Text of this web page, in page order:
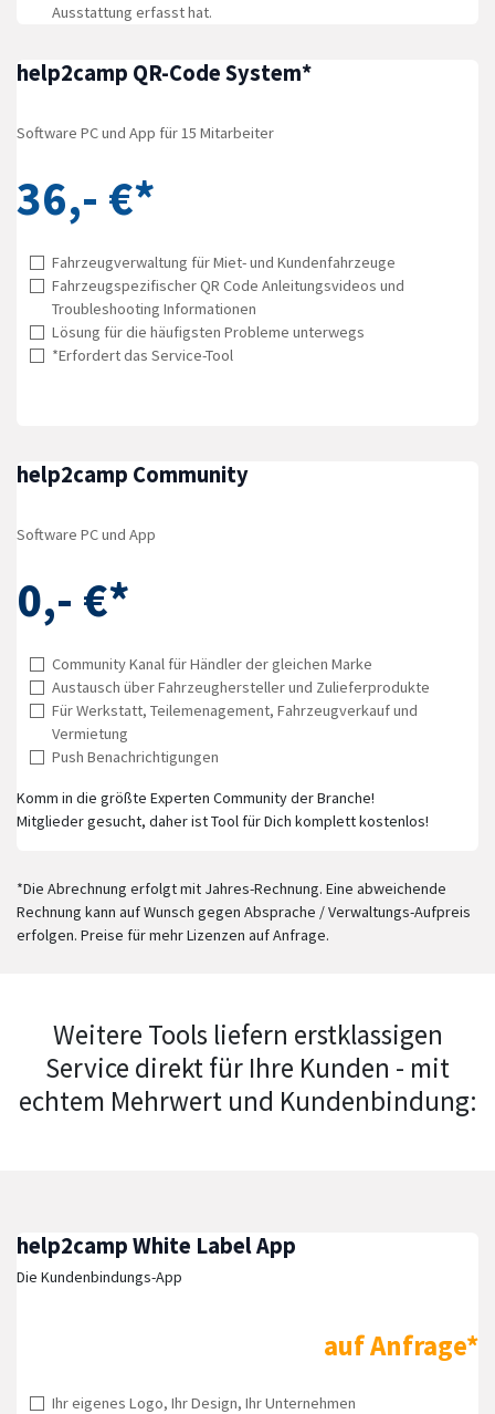
Ausstattung erfasst hat.
help2camp QR-Code System*
Software PC und App für 15 Mitarbeiter
36,- €*
Fahrzeugverwaltung für Miet- und Kundenfahrzeuge
Fahrzeugspezifischer QR Code Anleitungsvideos und
Troubleshooting Informationen
Lösung für die häufigsten Probleme unterwegs
*Erfordert das Service-Tool
help2camp Community
Software PC und App
0,- €*
Community Kanal für Händler der gleichen Marke
Austausch über Fahrzeughersteller und Zulieferprodukte
Für Werkstatt, Teilemenagement, Fahrzeugverkauf und
Vermietung
Push Benachrichtigungen
Komm in die größte Experten Community der Branche!
Mitglieder gesucht, daher ist Tool für Dich komplett kostenlos!
*Die Abrechnung erfolgt mit Jahres-Rechnung. Eine abweichende
Rechnung kann auf Wunsch gegen Absprache / Verwaltungs-Aufpreis
erfolgen. Preise für mehr Lizenzen auf Anfrage.
Weitere Tools liefern erstklassigen
Service direkt für Ihre Kunden - mit
echtem Mehrwert und Kundenbindung:
help2camp White Label App
Die Kundenbindungs-App
auf Anfrage*
Ihr eigenes Logo, Ihr Design, Ihr Unternehmen